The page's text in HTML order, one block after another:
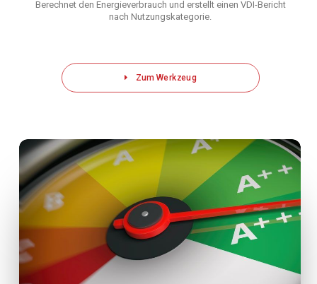
Berechnet den Energieverbrauch und erstellt einen VDI-Bericht
nach Nutzungskategorie.
Zum Werkzeug